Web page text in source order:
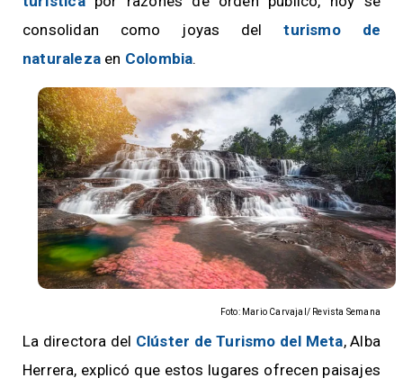
consolidan como joyas delturismo de
naturaleza en Colombia.
Foto: Mario Carvajal/ Revista Semana
La directora del Clúster de Turismo del Meta, Alba
Herrera, explicó que estos lugares ofrecen paisajes